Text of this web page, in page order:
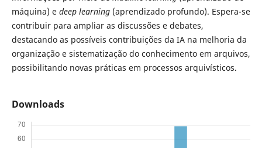
máquina) e deep learning(aprendizado profundo). Espera-se
contribuir para ampliar as discussões e debates,
destacando as possíveis contribuições da IA na melhoria da
organização e sistematização do conhecimento em arquivos,
possibilitando novas práticas em processos arquivísticos.
Downloads